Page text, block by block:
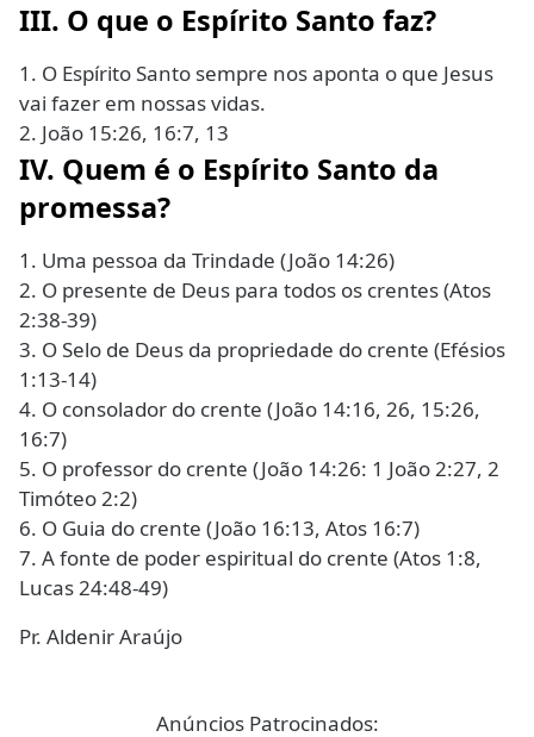
III. O que o Espírito Santo faz?
1. O Espírito Santo sempre nos aponta o que Jesus
vai fazer em nossas vidas.
2. João 15:26, 16:7, 13
IV. Quem é o Espírito Santo da
promessa?
1. Uma pessoa da Trindade (João 14:26)
2. O presente de Deus para todos os crentes (Atos
2:38-39)
3. O Selo de Deus da propriedade do crente (Efésios
1:13-14)
4. O consolador do crente (João 14:16, 26, 15:26,
16:7)
5. O professor do crente (João 14:26: 1 João 2:27, 2
Timóteo 2:2)
6. O Guia do crente (João 16:13, Atos 16:7)
7. A fonte de poder espiritual do crente (Atos 1:8,
Lucas 24:48-49)
Pr. Aldenir Araújo
Anúncios Patrocinados: